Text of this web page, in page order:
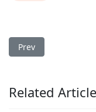
Previous article:
Prev
Related